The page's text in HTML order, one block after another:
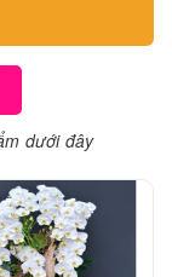
dưới đây